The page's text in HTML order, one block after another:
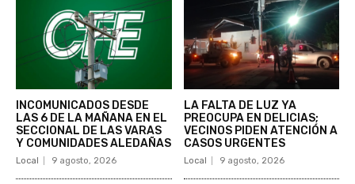
INCOMUNICADOS DESDE
LAS 6 DE LA MAÑANA EN EL
SECCIONAL DE LAS VARAS
Y COMUNIDADES ALEDAÑAS
Local 9 agosto, 2026
LA FALTA DE LUZ YA
PREOCUPA EN DELICIAS;
VECINOS PIDEN ATENCIÓN A
CASOS URGENTES
Local 9 agosto, 2026